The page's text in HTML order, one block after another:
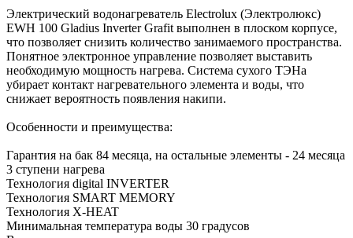
Электрический водонагреватель Electrolux (Электролюкс)
EWH 100 Gladius Inverter Grafit выполнен в плоском корпусе,
что позволяет снизить количество занимаемого пространства.
Понятное электронное управление позволяет выставить
необходимую мощность нагрева. Система сухого ТЭНа
убирает контакт нагревательного элемента и воды, что
снижает вероятность появления накипи.
Особенности и преимущества:
Гарантия на бак 84 месяца, на остальные элементы - 24 месяца
3 ступени нагрева
Технология digital INVERTER
Технология SMART MEMORY
Технология X-HEAT
Минимальная температура воды 30 градусов